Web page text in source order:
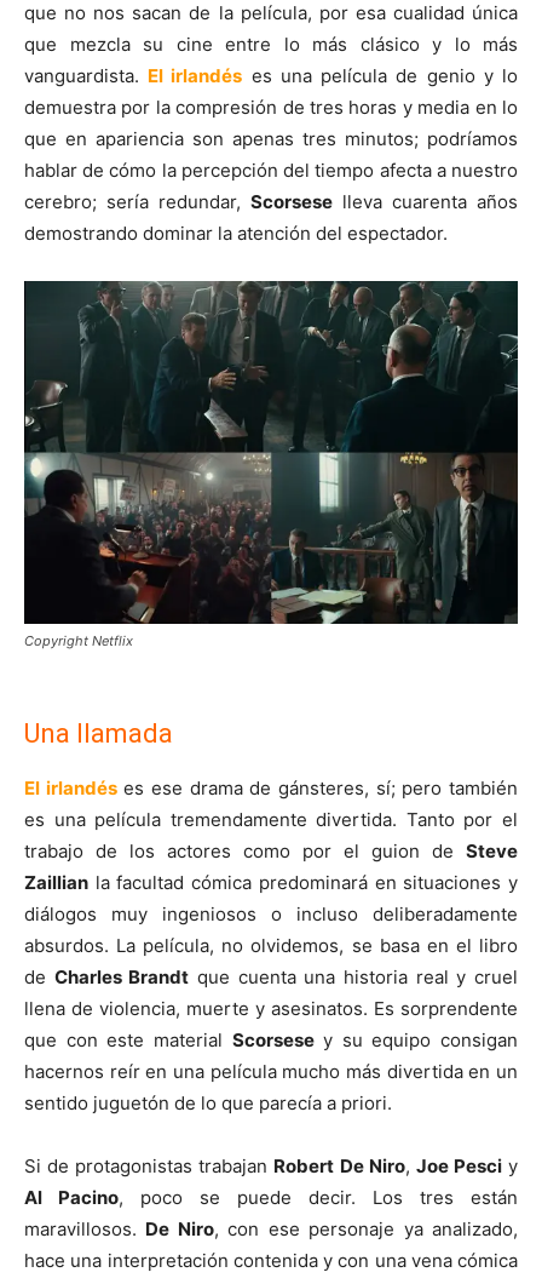
que no nos sacan de la película, por esa cualidad única
que mezcla su cine entre lo más clásico y lo más
vanguardista. El irlandés es una película de genio y lo
demuestra por la compresión de tres horas y media en lo
que en apariencia son apenas tres minutos; podríamos
hablar de cómo la percepción del tiempo afecta a nuestro
cerebro; sería redundar, Scorsese lleva cuarenta años
demostrando dominar la atención del espectador.
Copyright Netflix
Una llamada
El irlandéses ese drama de gánsteres, sí; pero también
es una película tremendamente divertida. Tanto por el
trabajo de los actores como por el guion de Steve
Zaillian la facultad cómica predominará en situaciones y
diálogos muy ingeniosos o incluso deliberadamente
absurdos. La película, no olvidemos, se basa en el libro
de Charles Brandt que cuenta una historia real y cruel
llena de violencia, muerte y asesinatos. Es sorprendente
que con este material Scorsesey su equipo consigan
hacernos reír en una película mucho más divertida en un
sentido juguetón de lo que parecía a priori.
Si de protagonistas trabajan Robert De Niro, Joe Pesciy
Al Pacino, poco se puede decir. Los tres están
maravillosos. De Niro, con ese personaje ya analizado,
hace una interpretación contenida y con una vena cómica